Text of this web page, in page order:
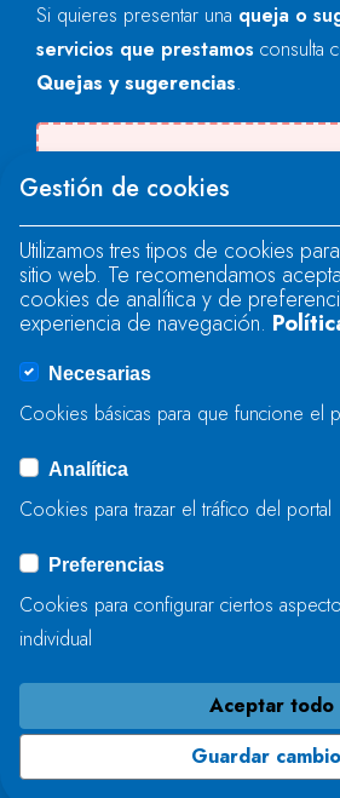
Si quieres presentar una queja o
servicios que prestamos consulta
Quejas y sugerencias.
"text".
Se produjo un error al
"text".
Se produjo un error al
ENVIAR
Gestión de cookies
Utilizamos tres tipos de cookies
sitio web. Te recomendamos
cookies de analítica y de
experiencia de navegación.
Necesarias
Cookies básicas para que funcione el
Analítica
Cookies para trazar el tráfico del portal
Preferencias
Cookies para configurar ciertos
individual
Aceptar todo
Guardar